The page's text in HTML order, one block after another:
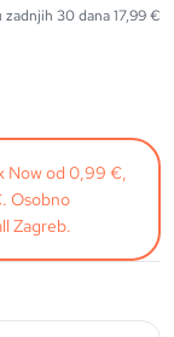
zadnjih 30 dana17,99€
Now od 0,99 €,
Osobno
Zagreb.